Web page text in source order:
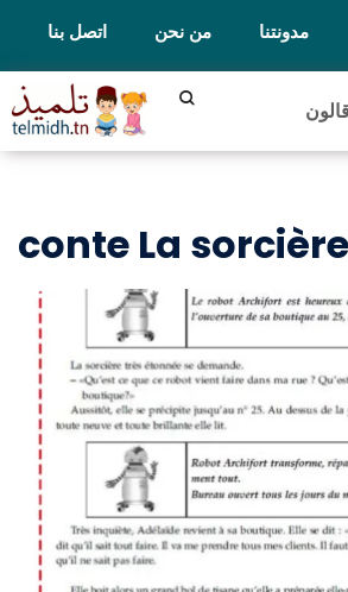
اتصل بنا من نحن مدونتنا
conte La